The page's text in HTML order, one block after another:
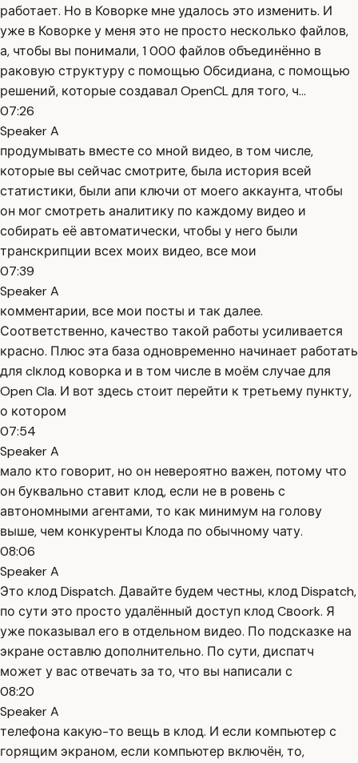
работает. Но в Коворке мне удалось это изменить. И
уже в Коворке у меня это не просто несколько файлов,
а, чтобы вы понимали, 1 000 файлов объединённо в
раковую структуру с помощью Обсидиана, с помощью
решений, которые создавал OpenCL для того, ч...
07:26
Speaker A
продумывать вместе со мной видео, в том числе,
которые вы сейчас смотрите, была история всей
статистики, были апи ключи от моего аккаунта, чтобы
он мог смотреть аналитику по каждому видео и
собирать её автоматически, чтобы у него были
транскрипции всех моих видео, все мои
07:39
Speaker A
комментарии, все мои посты и так далее.
Соответственно, качество такой работы усиливается
красно. Плюс эта база одновременно начинает работать
для clклод коворка и в том числе в моём случае для
Open Cla. И вот здесь стоит перейти к третьему пункту,
о котором
07:54
Speaker A
мало кто говорит, но он невероятно важен, потому что
он буквально ставит клод, если не в ровень с
автономными агентами, то как минимум на голову
выше, чем конкуренты Клода по обычному чату.
08:06
Speaker A
Это клод Dispatch. Давайте будем честны, клод Dispatch,
по сути это просто удалённый доступ клод Cвоork. Я
уже показывал его в отдельном видео. По подсказке на
экране оставлю дополнительно. По сути, диспатч
может у вас отвечать за то, что вы написали с
08:20
Speaker A
телефона какую-то вещь в клод. И если компьютер с
горящим экраном, если компьютер включён, то,